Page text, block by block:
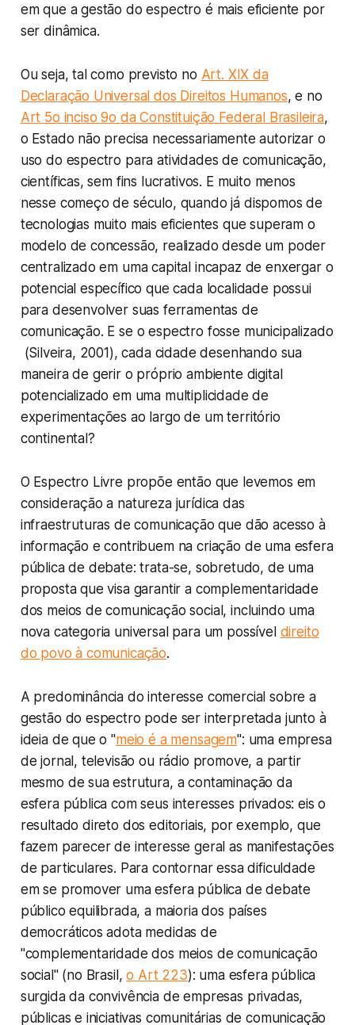
em que a gestão do espectro é mais eficiente por
ser dinâmica.
Ou seja, tal como previsto no Art. XIX da
Declaração Universal dos Direitos Humanos, e no
Art 5o inciso 9o da Constituição Federal Brasileira,
o Estado não precisa necessariamente autorizar o
uso do espectro para atividades de comunicação,
científicas, sem fins lucrativos. E muito menos
nesse começo de século, quando já dispomos de
tecnologias muito mais eficientes que superam o
modelo de concessão, realizado desde um poder
centralizado em uma capital incapaz de enxergar o
potencial específico que cada localidade possui
para desenvolver suas ferramentas de
comunicação. E se o espectro fosse municipalizado
(Silveira, 2001), cada cidade desenhando sua
maneira de gerir o próprio ambiente digital
potencializado em uma multiplicidade de
experimentações ao largo de um território
continental?
O Espectro Livre propõe então que levemos em
consideração a natureza jurídica das
infraestruturas de comunicação que dão acesso à
informação e contribuem na criação de uma esfera
pública de debate: trata-se, sobretudo, de uma
proposta que visa garantir a complementaridade
dos meios de comunicação social, incluindo uma
nova categoria universal para um possível direito
do povo à comunicação.
A predominância do interesse comercial sobre a
gestão do espectro pode ser interpretada junto à
ideia de que o "meio é a mensagem": uma empresa
de jornal, televisão ou rádio promove, a partir
mesmo de sua estrutura, a contaminação da
esfera pública com seus interesses privados: eis o
resultado direto dos editoriais, por exemplo, que
fazem parecer de interesse geral as manifestações
de particulares. Para contornar essa dificuldade
em se promover uma esfera pública de debate
público equilibrada, a maioria dos países
democráticos adota medidas de
"complementaridade dos meios de comunicação
social" (no Brasil,o Art 223): uma esfera pública
surgida da convivência de empresas privadas,
públicas e iniciativas comunitárias de comunicação